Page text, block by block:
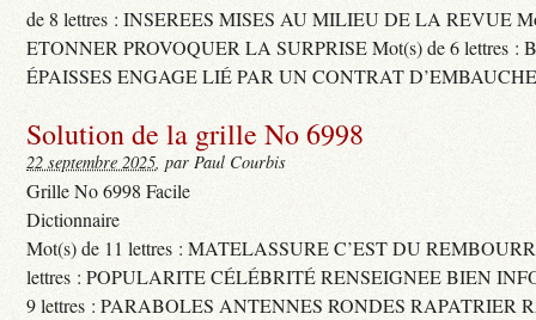
de 8 lettres : INSEREES MISES AU MILIEU DE LA REVUE
ETONNER PROVOQUER LA SURPRISE Mot(s) de 6 lettres :
ÉPAISSES ENGAGE LIÉ PAR UN CONTRAT
Solution de la grille No 6998
22 septembre 2025, par Paul Courbis
Grille No 6998 Facile
Dictionnaire
Mot(s) de 11 lettres : MATELASSURE C’EST DU
lettres : POPULARITE CÉLÉBRITÉ RENSEIGNEE BIEN
9 lettres : PARABOLES ANTENNES RONDES RAPATRIER